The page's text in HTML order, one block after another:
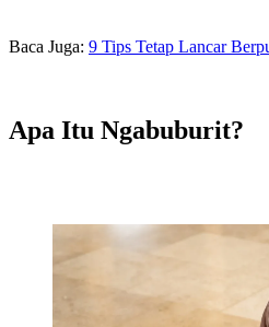
Baca Juga: 9 Tips Tetap Lancar
Apa Itu Ngabuburit?